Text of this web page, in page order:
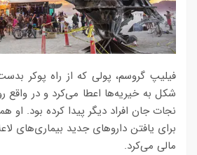
فیلیپ گروسم، پولی که از راه پوکر
شکل به خیریه‌ها اعطا می‌کرد و در
نجات جان افراد دیگر پیدا کرده بود. او
برای یافتن داروهای جدید بیماری‌های
مالی می‌کرد.